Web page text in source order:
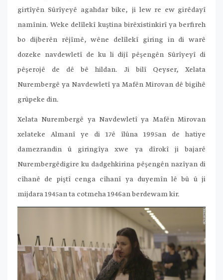
girtîyên Sûrîyeyê agahdar bike, ji lew re ew girêdayî
namînin. Weke delîlekî kuştina birêxistinkirî ya berfireh
bo dijberên rêjîmê, wêne delîlekî giring in di warê
dozeke navdewletî de ku li dijî pêşengên Sûrîyeyî di
pêşerojê de dê bê hildan. Ji bilî Qeyser, Xelata
Nurembergê ya Navdewletî ya Mafên Mirovan dê bigihê
grûpeke din.
Xelata Nurembergê ya Navdewletî ya Mafên Mirovan
xelateke Almanî ye di 17ê îlûna 1995an de hatiye
damezrandin û giringîya xwe ya dîrokî ji bajarê
Nurembergêdigire ku dadgehkirina pêşengên nazîyan di
cîhanê de piştî cenga cîhanî ya duyemîn lê bû û ji
mijdara 1945an ta cotmeha 1946an berdewam kir.